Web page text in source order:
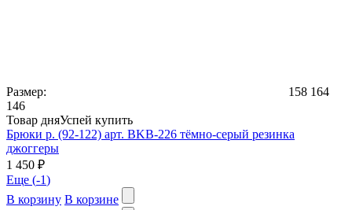
Размер: 158 164
146
Товар дняУспей купить
Брюки р. (92-122) арт. BKB-226 тёмно-серый резинка
джоггеры
1 450 ₽
Еще (-1)
В корзину В корзине